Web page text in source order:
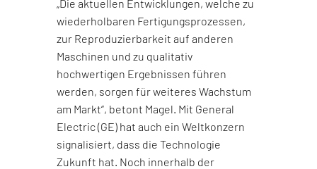
„Die aktuellen Entwicklungen, welche zu
wiederholbaren Fertigungsprozessen,
zur Reproduzierbarkeit auf anderen
Maschinen und zu qualitativ
hochwertigen Ergebnissen führen
werden, sorgen für weiteres Wachstum
am Markt“, betont Magel. Mit General
Electric (GE) hat auch ein Weltkonzern
signalisiert, dass die Technologie
Zukunft hat. Noch innerhalb der